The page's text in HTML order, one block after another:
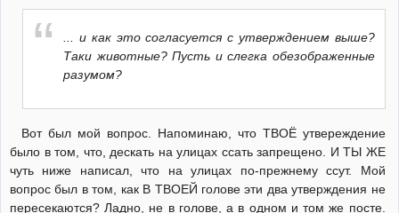
... и как это согласуется с утверждением выше?
Таки животные? Пусть и слегка обезображенные
разумом?
Вот был мой вопрос. Напоминаю, что ТВОЁ утвереждение
было в том, что, дескать на улицах ссать запрещено. И ТЫ ЖЕ
чуть ниже написал, что на улицах по-прежнему ссут. Мой
вопрос был в том, как В ТВОЕЙ голове эти два утверждения не
пересекаются? Ладно, не в голове, а в одном и том же посте.